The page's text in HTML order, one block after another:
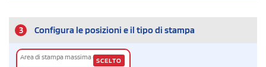
3 Configura le posizioni e il tipo di stampa
Area di stampa massima cm13 x 20
SCELTO